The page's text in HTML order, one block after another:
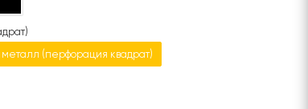
(перфорация квадрат)